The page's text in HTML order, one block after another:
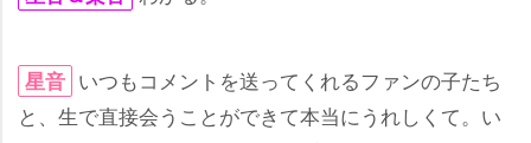
星音 いつもコメントを送ってくれるファンの子たち
と、生で直接会うことができて本当にうれしくて。い